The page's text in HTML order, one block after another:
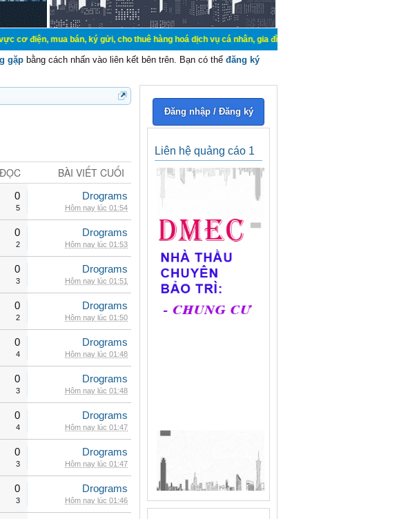
bán, ký gửi, cho thuê hàng hoá dịch vụ cá nhân, gia đình. Mua bán, ký gửi, cho thuê thiết bị
gặp bằng cách nhấn vào liên kết bên trên. Bạn có thể đăng ký
ĐỌC BÀI VIẾT CUỐI
0
5
Drograms
Hôm nay lúc 01:54
0
2
Drograms
Hôm nay lúc 01:53
0
3
Drograms
Hôm nay lúc 01:51
0
2
Drograms
Hôm nay lúc 01:50
0
4
Drograms
Hôm nay lúc 01:48
0
3
Drograms
Hôm nay lúc 01:48
0
4
Drograms
Hôm nay lúc 01:47
0
3
Drograms
Hôm nay lúc 01:47
0
3
Drograms
Hôm nay lúc 01:46
Đăng nhập / Đăng ký
Liên hệ quảng cáo 1